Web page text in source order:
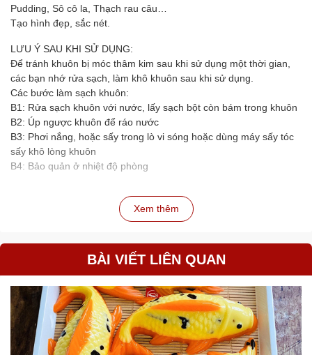
Pudding, Sô cô la, Thạch rau câu…
Tạo hình đẹp, sắc nét.
LƯU Ý SAU KHI SỬ DỤNG:
Để tránh khuôn bị móc thâm kim sau khi sử dụng một thời gian,
các bạn nhớ rửa sạch, làm khô khuôn sau khi sử dụng.
Các bước làm sạch khuôn:
B1: Rửa sạch khuôn với nước, lấy sạch bột còn bám trong khuôn
B2: Úp ngược khuôn để ráo nước
B3: Phơi nắng, hoặc sấy trong lò vi sóng hoặc dùng máy sấy tóc
sấy khô lòng khuôn
B4: Bảo quản ở nhiệt độ phòng
Xem thêm
BÀI VIẾT LIÊN QUAN